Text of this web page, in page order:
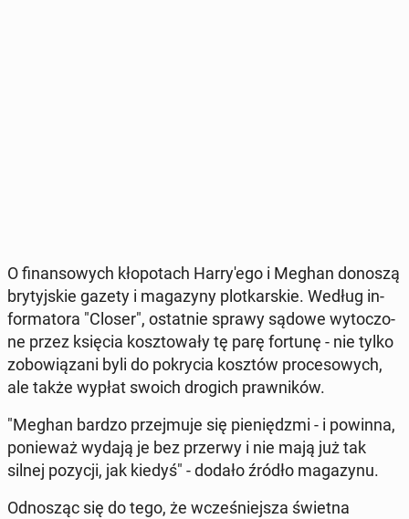
O fi­nan­so­wych kło­po­tach Har­ry­'e­go i Meghan donoszą
bry­tyj­skie gazety i ma­ga­zy­ny plot­kar­skie. Według in­
for­ma­to­ra "Closer", ostat­nie sprawy sądowe wy­to­czo­
ne przez księcia kosz­to­wa­ły tę parę fortunę - nie tylko
zo­bo­wią­za­ni byli do po­kry­cia kosztów pro­ce­so­wych,
ale także wypłat swoich drogich praw­ni­ków.
"Meghan bardzo przej­mu­je się pie­niędz­mi - i powinna,
po­nie­waż wydają je bez przerwy i nie mają już tak
silnej pozycji, jak kiedyś" - dodało źródło ma­ga­zy­nu.
Od­no­sząc się do tego, że wcze­śniej­sza świetna